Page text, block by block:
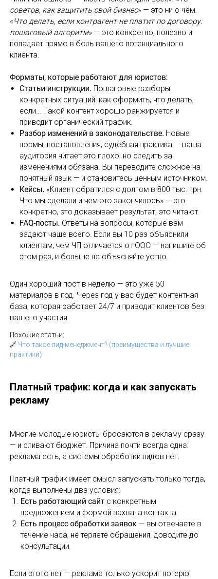
советов, как защитить свой бизнес» — это ни о чём.
«Что делать, если контрагент не платит по договору:
пошаговый алгоритм» — это конкретно, полезно и
попадает прямо в боль вашего потенциального
клиента.
Форматы, которые работают для юристов:
Статьи-инструкции. Пошаговые разборы
конкретных ситуаций: как оформить, что делать,
если... Такой контент хорошо ранжируется и
приводит органический трафик.
Разбор изменений в законодательстве. Новые
нормы, постановления, судебная практика — ваша
аудитория читает это плохо, но следить за
изменениями обязана. Вы переводите сложное на
понятный язык — и становитесь ценным источником.
Кейсы. «Клиент обратился с долгом в 800 тыс. грн.
Что мы сделали и чем это закончилось» — это
конкретно, это доказывает результат, это читают.
FAQ-посты. Ответы на вопросы, которые вам
задают чаще всего. Если вы 10 раз объяснили
клиентам, чем ЧП отличается от ООО — напишите об
этом раз, и больше не объясняйте устно.
Один хороший пост в неделю — это уже 50
материалов в год. Через год у вас будет контентная
база, которая работает 24/7 и приводит клиентов без
вашего участия.
Похожие статьи:
🔗 Что такое лид-менеджмент? (преимущества и лучшие
практики)
Платный трафик: когда и как запускать
рекламу
Многие молодые юристы бросаются в рекламу сразу
— и сливают бюджет. Причина почти всегда одна:
реклама есть, а системы обработки лидов нет.
Платный трафик имеет смысл запускать только тогда,
когда выполнены два условия:
Есть работающий сайт с конкретным
предложением и формой захвата контакта.
Есть процесс обработки заявок — вы отвечаете в
течение часа, не теряете обращения, доводите до
консультации.
Если этого нет — реклама только ускорит потерю